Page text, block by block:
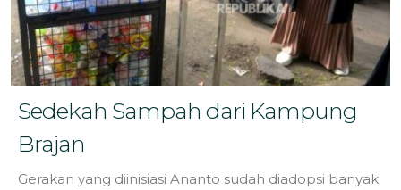
Sedekah Sampah dari Kampung
Brajan
Gerakan yang diinisiasi Ananto sudah diadopsi banyak